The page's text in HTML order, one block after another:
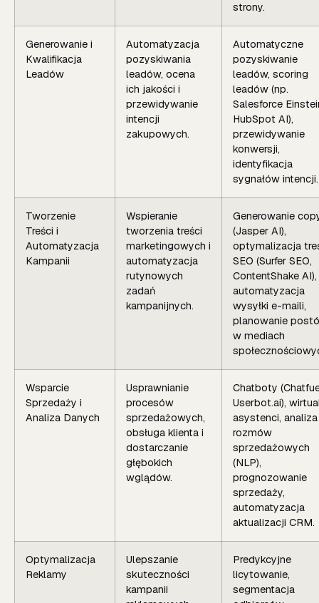
strony.
Generowanie i
Kwalifikacja
Leadów
Automatyzacja
pozyskiwania
leadów, ocena
ich jakości i
przewidywanie
intencji
zakupowych.
Automatyczne
pozyskiwanie
leadów, scoring
leadów (np.
Salesforce
HubSpot AI),
przewidywanie
konwersji,
identyfikacja
sygnałów intencji.
Tworzenie
Treści i
Automatyzacja
Kampanii
Wspieranie
tworzenia treści
marketingowych i
automatyzacja
rutynowych
zadań
kampanijnych.
Generowanie
(Jasper AI),
optymalizacja
SEO (Surfer SEO,
ContentShake AI),
automatyzacja
wysyłki e-maili,
planowanie
w mediach
Wsparcie
Sprzedaży i
Analiza Danych
Usprawnianie
procesów
sprzedażowych,
obsługa klienta i
dostarczanie
głębokich
wglądów.
Chatboty
Userbot.ai),
asystenci, analiza
rozmów
sprzedażowych
(NLP),
prognozowanie
sprzedaży,
automatyzacja
aktualizacji CRM.
Optymalizacja
Reklamy
Ulepszanie
skuteczności
kampanii
Predykcyjne
licytowanie,
segmentacja